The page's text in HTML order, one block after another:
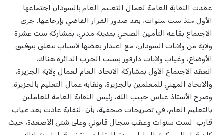
عقدت النقابة العامة لعمال التعليم العام بالسودان اجتماعها
الأول منذ ست سنوات، بعد صدور القرار القاضي بإرجاعها. جرى
الاجتماع بقاعة التأمين الصحي بمدينة مدني، بمشاركة ست عشرة
ولاية من ولايات السودان، مع اعتذار بعضها لأسباب تتعلق بتوفيق
الأوضاع، وغياب ولايات دارفور بسبب الحرب الدائرة هناك.
​انعقد الاجتماع الأول بمشاركة الاتحاد العام لعمال ولاية الجزيرة،
والاتحاد المهني للمعلمين بالجزيرة، ونقابة عمال التعليم بالجزيرة.
​وصرح الأستاذ عباس حبيب الله، رئيس النقابة العامة للعاملين
بالتعليم العام، في تصريحات صحفية، بأن النقابة عادت بعد غياب
قارب الست سنوات وعقب سجال قانوني وعلى شتى الأصعدة، حيث